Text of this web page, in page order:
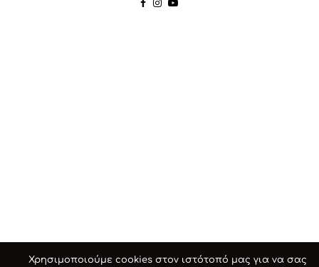
Χρησιμοποιούμε cookies στον ιστότοπό μας για να σας